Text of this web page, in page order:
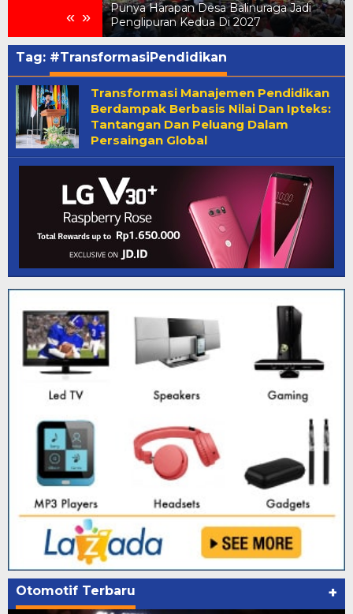
« »
Punya Harapan Desa Balinuraga Jadi
Penglipuran Kedua Di 2027
Tag: #TransformasiPendidikan
Transformasi Manajemen Pendidikan
Berdampak Berbasis Nilai Dan Ipteks:
Tantangan Dan Peluang Dalam
Persaingan Global
Otomotif Terbaru +